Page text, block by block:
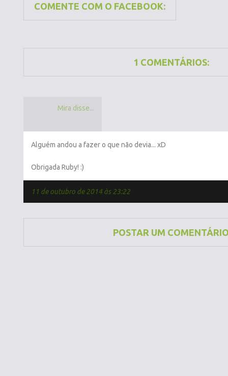
COMENTE COM O FACEBOOK:
1 COMENTÁRIOS:
Mira disse...
Alguém andou a fazer o que não devia... xD
Obrigada Ruby! :)
11 de outubro de 2014 às 23:22
POSTAR UM